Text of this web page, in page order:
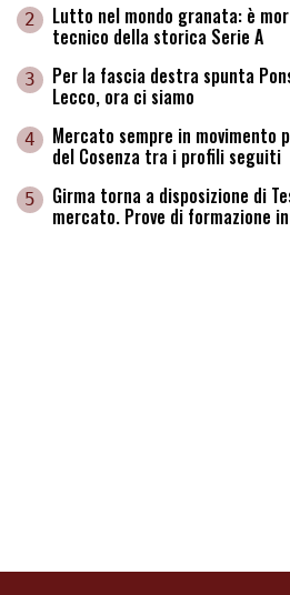
2 Lutto nel mondo granata: è
tecnico della storica Serie A
3 Per la fascia destra spunta
Lecco, ora ci siamo
4 Mercato sempre in movimento
del Cosenza tra i profili seguiti
5 Girma torna a disposizione di
mercato. Prove di formazione